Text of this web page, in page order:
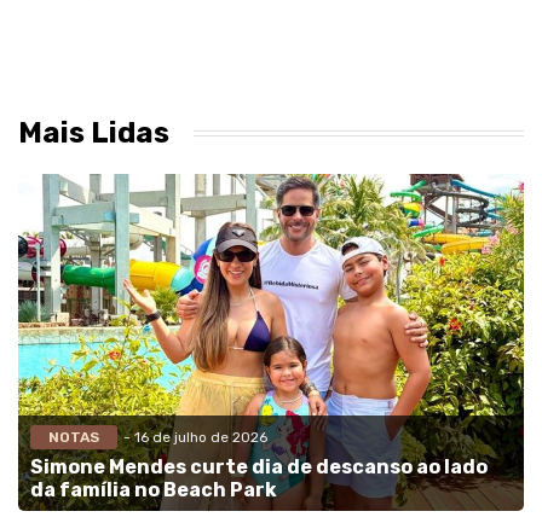
Mais Lidas
NOTAS - 16 de julho de 2026
Simone Mendes curte dia de descanso ao lado
da família no Beach Park